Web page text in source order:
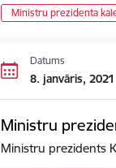
Ministru prezidenta
Datums
8. janvāris, 2021
Ministru
Ministru prezidents